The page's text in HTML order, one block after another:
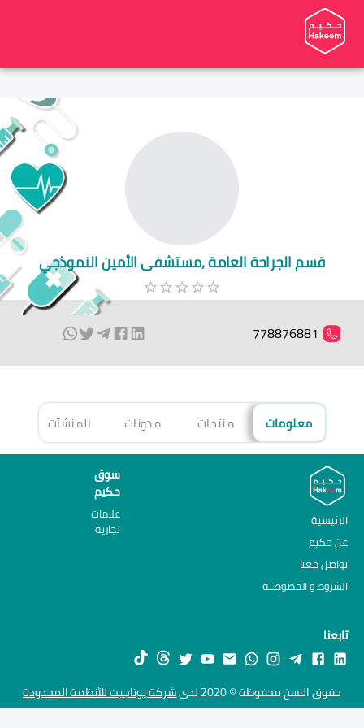
قسم الجراحة العامة ,مستشفى الأمين النموذجي
778876881
معلومات منتجات مدونات المنشآت
الرئيسية
عن حكيم
تواصل معنا
الشروط و الخصوصية
سوق
حكيم
علامات
تجارية
تابعنا
حقوق النسخ محفوظة © 2020 لدى شركة يوتاجيت للأنظمة المحدودة